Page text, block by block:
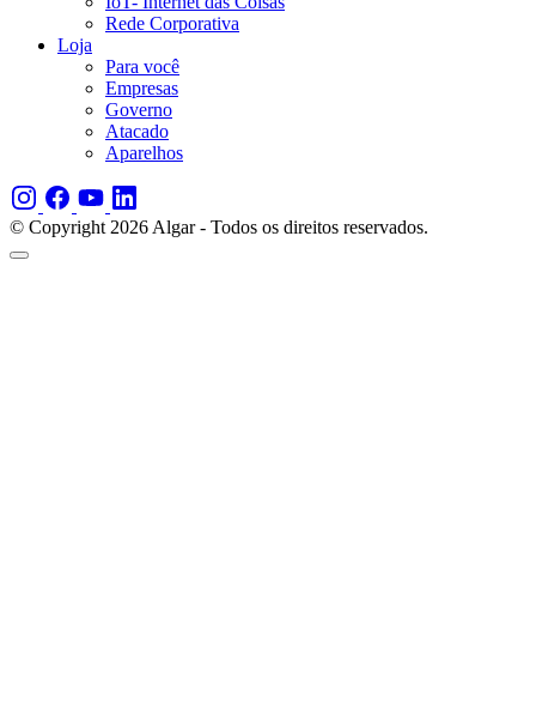
Rede Corporativa
Loja
Para você
Empresas
Governo
Atacado
Aparelhos
© Copyright 2026 Algar - Todos os direitos reservados.